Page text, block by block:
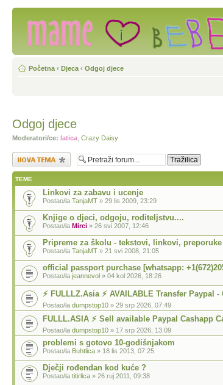
Početna ‹ Djeca ‹ Odgoj djece
Odgoj djece
Moderatori/ce: latica Crazy Daisy
Započni novu temu
TEME
Linkovi za zabavu i ucenje
Postao/la TanjaMT » 29 lis 2009, 23:29
Knjige o djeci, odgoju, roditeljstvu....
Postao/la Mirci » 26 svi 2007, 12:46
Pripreme za školu - tekstovi, linkovi,
Postao/la TanjaMT » 21 svi 2008, 21:05
official passport purchase [whatsapp:
Postao/la jeannevol » 04 kol 2026, 18:26
⚡ FULLLZ.Asia ⚡ AVAILABLE Transfer Paypal
Postao/la dumpstop10 » 29 srp 2026, 07:49
FULLL.ASIA ⚡ Sell available Paypal Cashapp
Postao/la dumpstop10 » 17 srp 2026, 13:09
problemi s gotovo 10-godišnjakom
Postao/la Buhtlica » 18 lis 2013, 07:25
Dječji rođendan kod kuće ?
Postao/la titirlica » 26 ruj 2011, 09:38